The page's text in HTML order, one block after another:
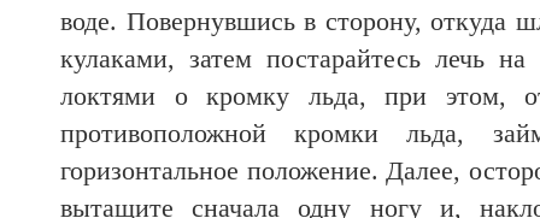
воде. Повернувшись в сторону, откуда
кулаками, затем постарайтесь лечь на
локтями о кромку льда, при этом,
противоположной кромки льда,
горизонтальное положение. Далее,
вытащите сначала одну ногу и,